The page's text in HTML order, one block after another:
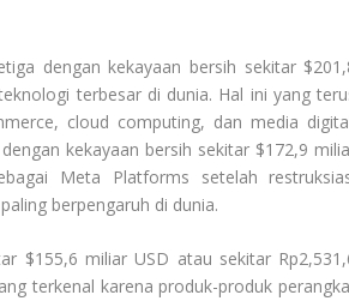
dengan kekayaan bersih sekitar
terbesar di dunia. Hal ini yang
cloud computing, dan media
kekayaan bersih sekitar $172,9
Meta Platforms setelah
berpengaruh di dunia.
$155,6 miliar USD atau sekitar
terkenal karena produk-produk